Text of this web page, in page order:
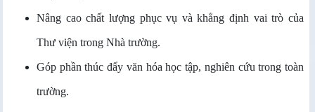
Nâng cao chất lượng phục vụ và khẳng định vai trò của
Thư viện trong Nhà trường.
Góp phần thúc đẩy văn hóa học tập, nghiên cứu trong toàn
trường.